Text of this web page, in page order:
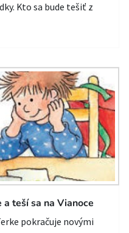
Kto sa bude tešiť z
teší sa na Vianoce
pokračuje novými